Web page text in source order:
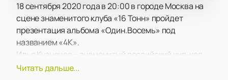
18 сентября 2020 года в 20:00 в городе Москва на
сцене знаменитого клуба «16 Тонн» пройдет
презентация альбома «Один.Восемь» под
названием «4К».
Илья Кузнецов – знаменитый российский хип-хоп
исполнитель с многолетним стажем.
Читать дальше...